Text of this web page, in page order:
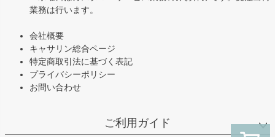
業務は行います。
会社概要
キャサリン総合ページ
特定商取引法に基づく表記
プライバシーポリシー
お問い合わせ
ご利用ガイド